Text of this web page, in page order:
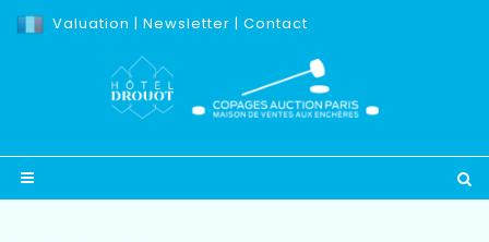
Valuation | Newsletter | Contact